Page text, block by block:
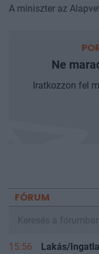
A miniszter az
Ne
Iratkozzon fel
FÓRUM
15:56 Lakás/